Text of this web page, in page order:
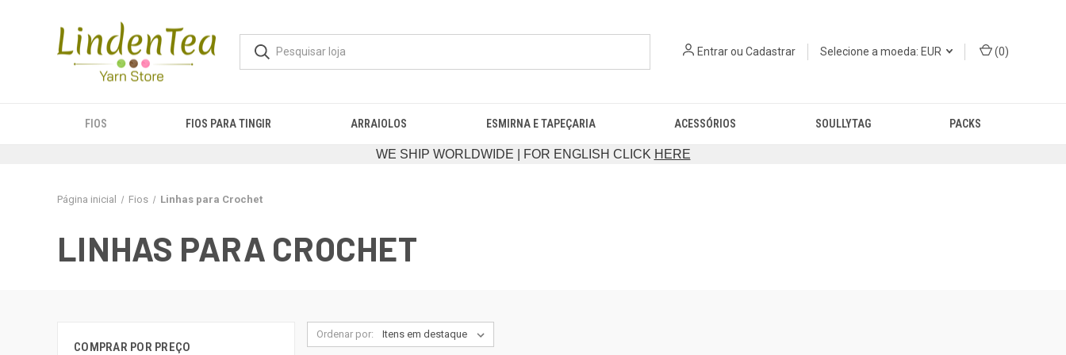
Entrarou Cadastrar Selecione a moeda: EUR (0)
FIOS FIOS PARA TINGIR ARRAIOLOS ESMIRNA E TAPEÇARIA ACESSÓRIOS SOULLYTAG PACKS
WE SHIP WORLDWIDE | FOR ENGLISH CLICK HERE
Página inicial Fios Linhas para Crochet
LINHAS PARA CROCHET
COMPRAR POR PREÇO
Ordenar por: